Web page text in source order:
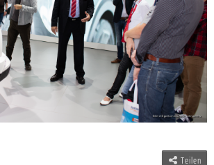
Teilen